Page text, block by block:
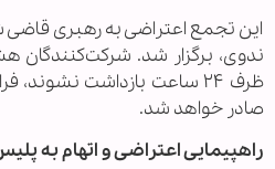
این تجمع اعتراضی به رهبری
ندوی، برگزار شد. شرکت‌کنندگان
ظرف ۲۴ ساعت بازداشت
صادر خواهد شد.
راهپیمایی اعتراضی و اتهام به